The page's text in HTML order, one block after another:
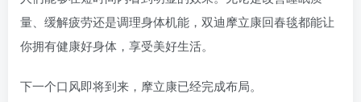
量、缓解疲劳还是调理身体机能，双迪摩立康回春毯都能让
你拥有健康好身体，享受美好生活。
下一个口风即将到来，摩立康已经完成布局。